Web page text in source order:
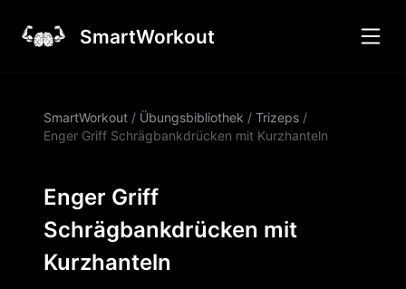
SmartWorkout
SmartWorkout / Übungsbibliothek / Trizeps /
Enger Griff Schrägbankdrücken mit Kurzhanteln
Enger Griff
Schrägbankdrücken mit
Kurzhanteln